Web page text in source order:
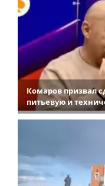
Комаров призвал
питьевую и